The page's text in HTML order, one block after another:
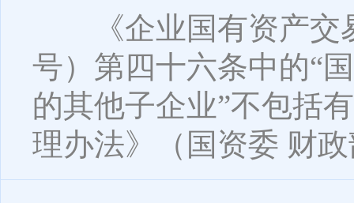
《企业国有资产交
号）第四十六条中的“
的其他子企业”不包括
理办法》（国资委 财